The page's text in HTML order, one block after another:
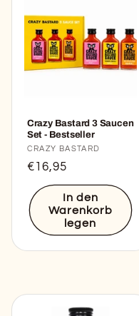
Crazy Bastard 3 Saucen
Set - Bestseller
Anbieter:
CRAZY BASTARD
Normaler
Preis
€16,95
In den
Warenkorb
legen